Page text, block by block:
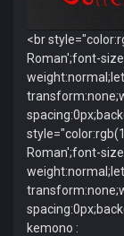
<br
Roman';font-
Roman';font-
kemono :